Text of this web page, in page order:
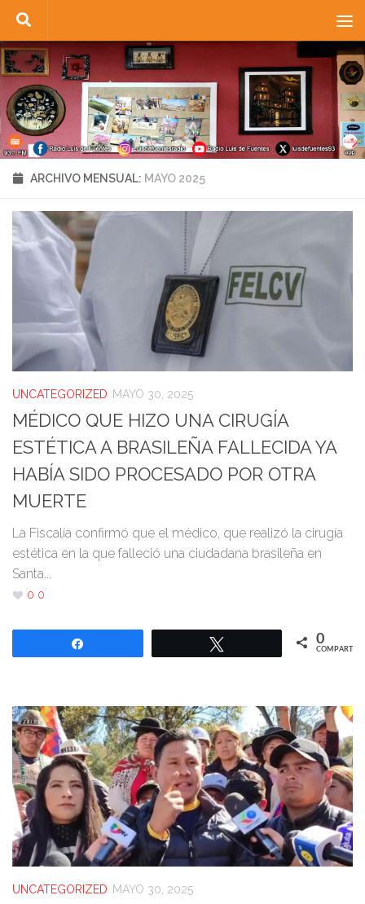
Saltar al contenido
ARCHIVO MENSUAL: MAYO 2025
UNCATEGORIZED MAYO 30, 2025
MÉDICO QUE HIZO UNA CIRUGÍA
ESTÉTICA A BRASILEÑA FALLECIDA YA
HABÍA SIDO PROCESADO POR OTRA
MUERTE
La Fiscalía confirmó que el médico, que realizó la cirugía
estética en la que falleció una ciudadana brasileña en
Santa...
0 0
0
COMPARTIR
UNCATEGORIZED MAYO 30, 2025